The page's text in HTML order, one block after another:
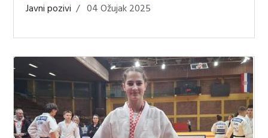
Javni pozivi 04 Ožujak 2025